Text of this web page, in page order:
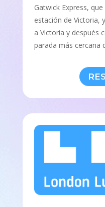
Gatwick Express,
estación de Victoria,
a Victoria y después
parada más cercana